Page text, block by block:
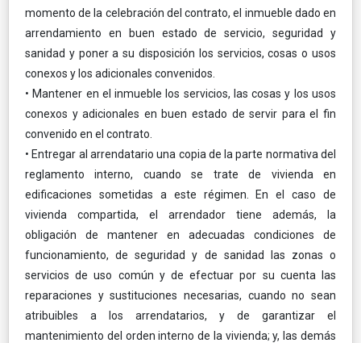
momento de la celebración del contrato, el inmueble dado en
arrendamiento en buen estado de servicio, seguridad y
sanidad y poner a su disposición los servicios, cosas o usos
conexos y los adicionales convenidos.
• Mantener en el inmueble los servicios, las cosas y los usos
conexos y adicionales en buen estado de servir para el fin
convenido en el contrato.
• Entregar al arrendatario una copia de la parte normativa del
reglamento interno, cuando se trate de vivienda en
edificaciones sometidas a este régimen. En el caso de
vivienda compartida, el arrendador tiene además, la
obligación de mantener en adecuadas condiciones de
funcionamiento, de seguridad y de sanidad las zonas o
servicios de uso común y de efectuar por su cuenta las
reparaciones y sustituciones necesarias, cuando no sean
atribuibles a los arrendatarios, y de garantizar el
mantenimiento del orden interno de la vivienda; y, las demás